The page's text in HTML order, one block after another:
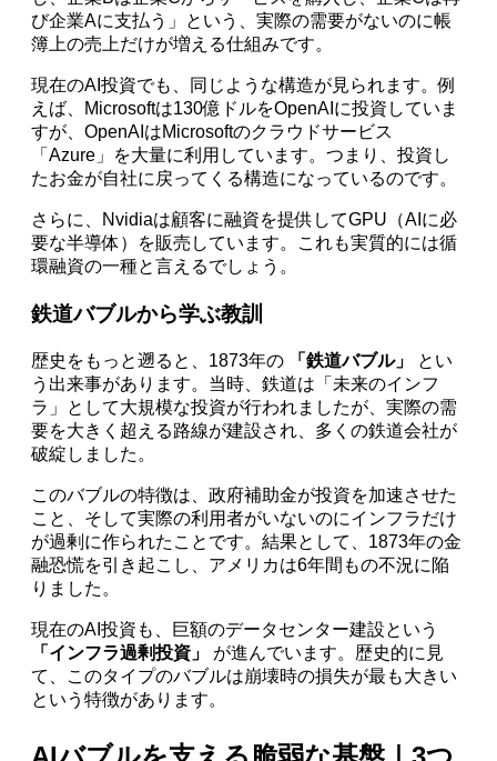
び企業Aに支払う」という、実際の需要がないのに帳
簿上の売上だけが増える仕組みです。
現在のAI投資でも、同じような構造が見られます。例
えば、Microsoftは130億ドルをOpenAIに投資していま
すが、OpenAIはMicrosoftのクラウドサービス
「Azure」を大量に利用しています。つまり、投資し
たお金が自社に戻ってくる構造になっているのです。
さらに、Nvidiaは顧客に融資を提供してGPU（AIに必
要な半導体）を販売しています。これも実質的には循
環融資の一種と言えるでしょう。
鉄道バブルから学ぶ教訓
歴史をもっと遡ると、1873年の 「鉄道バブル」
とい
う出来事があります。当時、鉄道は「未来のインフ
ラ」として大規模な投資が行われましたが、実際の需
要を大きく超える路線が建設され、多くの鉄道会社が
破綻しました。
このバブルの特徴は、政府補助金が投資を加速させた
こと、そして実際の利用者がいないのにインフラだけ
が過剰に作られたことです。結果として、1873年の金
融恐慌を引き起こし、アメリカは6年間もの不況に陥
りました。
現在のAI投資も、巨額のデータセンター建設という
「インフラ過剰投資」
が進んでいます。歴史的に見
て、このタイプのバブルは崩壊時の損失が最も大きい
という特徴があります。